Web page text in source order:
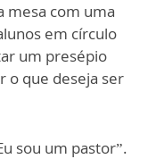
mesa com uma
em círculo
um presépio
o que deseja ser
sou um pastor”.